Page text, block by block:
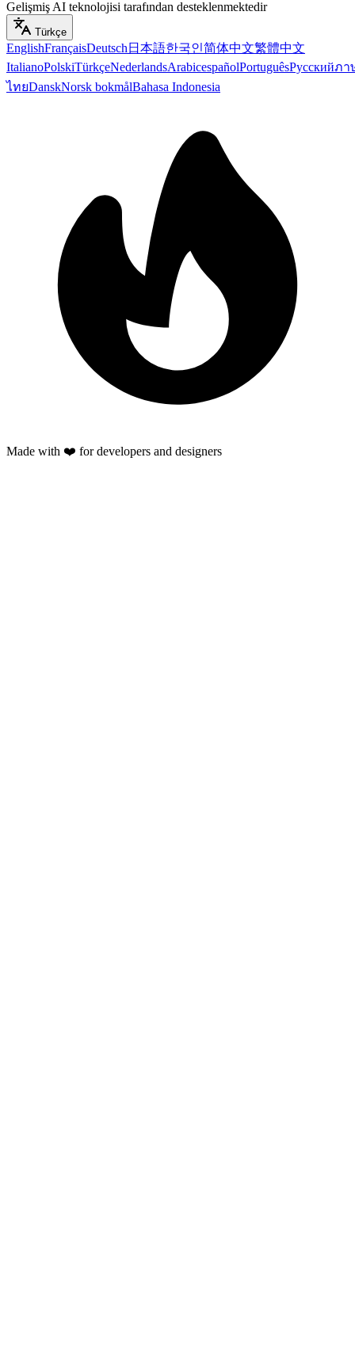
Gelişmiş AI teknolojisi tarafından desteklenmektedir
Türkçe
EnglishFrançaisDeutsch 日本語한국인简体中文繁體中文
ItalianoPolskiTürkçeNederlandsArabicespañolPortuguêsРусскийภา
ไทยDanskNorsk bokmålBahasa Indonesia
Made with ❤️ for developers and designers